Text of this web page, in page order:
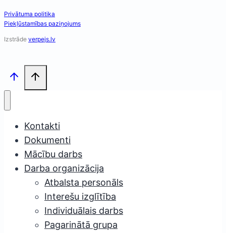
Privātuma politika
Piekļūstamības paziņojums
Izstrāde verpejs.lv
Kontakti
Dokumenti
Mācību darbs
Darba organizācija
Atbalsta personāls
Interešu izglītība
Individuālais darbs
Pagarinātā grupa